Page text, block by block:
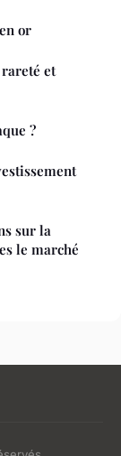
or
et
?
sur la
le marché